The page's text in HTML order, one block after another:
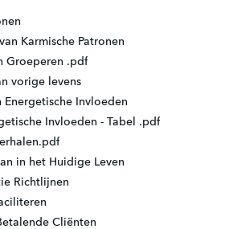
Karmische Patronen
Groeperen .pdf
vorige levens
Energetische Invloeden
Invloeden - Tabel .pdf
in het Huidige Leven
Richtlijnen
Cliënten